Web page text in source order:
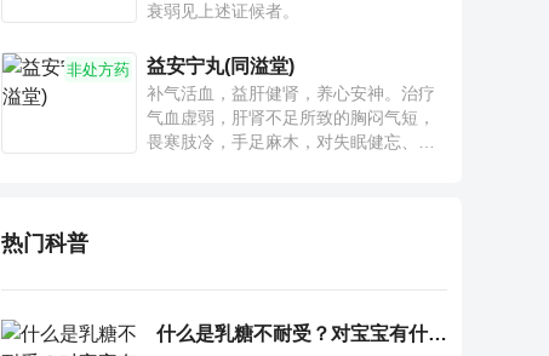
衰弱见上述证候者。
非处方药 益安宁丸(同溢堂)
补气活血，益肝健肾，养心安神。治疗
气血虚弱，肝肾不足所致的胸闷气短，
畏寒肢冷，手足麻木，对失眠健忘、神
热门科普
什么是乳糖不耐受？对宝宝有什么影响？